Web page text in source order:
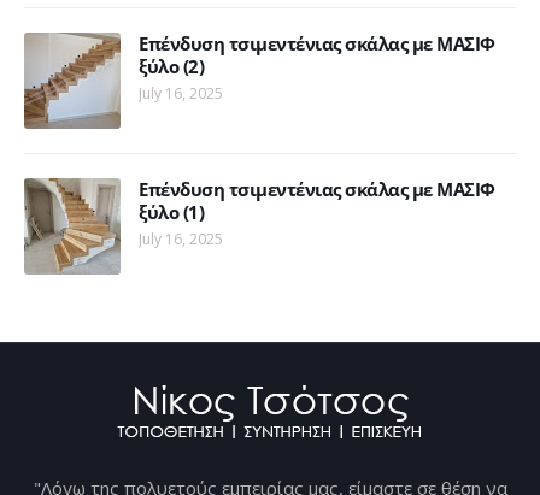
Επένδυση τσιμεντένιας σκάλας με ΜΑΣΙΦ
ξύλο (2)
July 16, 2025
Επένδυση τσιμεντένιας σκάλας με ΜΑΣΙΦ
ξύλο (1)
July 16, 2025
"Λόγω της πολυετούς εμπειρίας μας, είμαστε σε θέση να